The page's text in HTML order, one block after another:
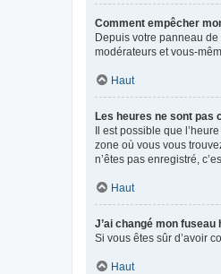
Comment empêcher
Depuis votre panneau de
modérateurs et vous-
Haut
Les heures ne sont pas
Il est possible que
zone où vous vous
n’êtes pas enregistré,
Haut
J’ai changé mon
Si vous êtes sûr d’avoir
Haut